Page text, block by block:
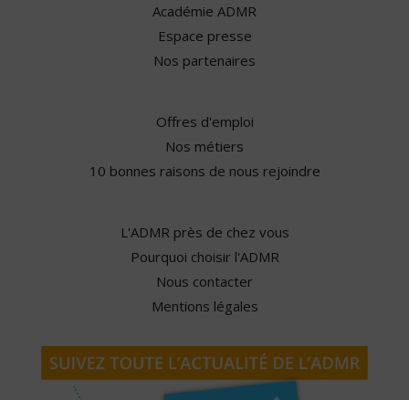
Académie ADMR
Espace presse
Nos partenaires
Offres d'emploi
Nos métiers
10 bonnes raisons de nous rejoindre
L'ADMR près de chez vous
Pourquoi choisir l'ADMR
Nous contacter
Mentions légales